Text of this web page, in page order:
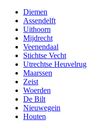
Diemen
Assendelft
Uithoorn
Mijdrecht
Veenendaal
Stichtse Vecht
Utrechtse Heuvelrug
Maarssen
Zeist
Woerden
De Bilt
Nieuwegein
Houten